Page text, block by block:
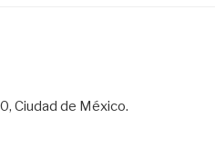
Ciudad de México.